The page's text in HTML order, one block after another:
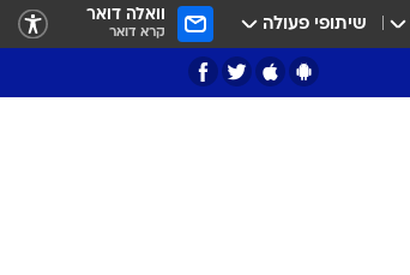
שיתופי פעולה וואלה דואר
קרא דואר